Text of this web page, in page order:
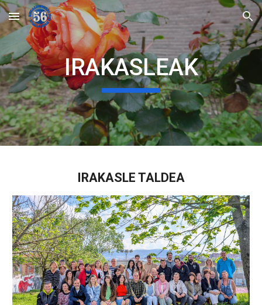
Skip to main content Skip to navigation
IRAKASLEAK
IRAKASLE TALDEA